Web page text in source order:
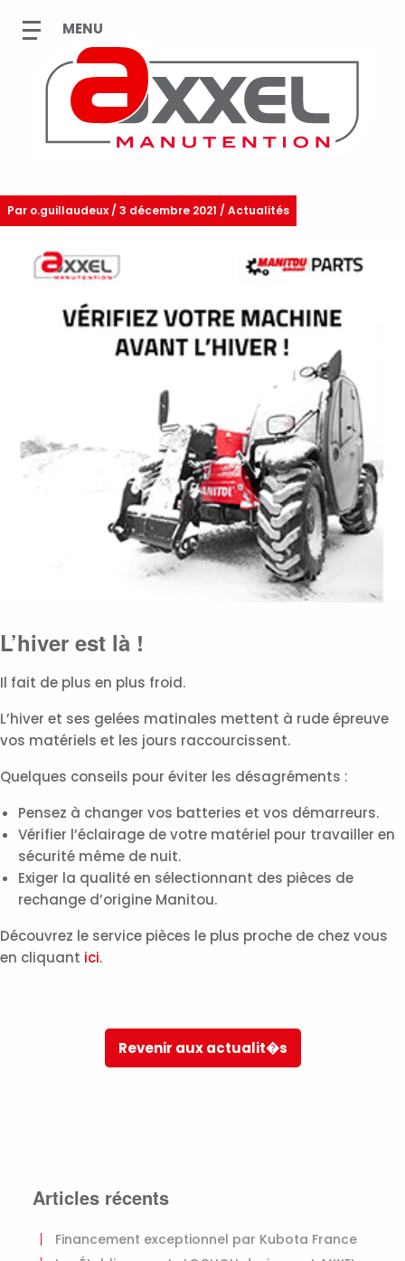
Par o.guillaudeux/ 3 décembre 2021 / Actualités
L’hiver est là !
Il fait de plus en plus froid.
L’hiver et ses gelées matinales mettent à rude épreuve
vos matériels et les jours raccourcissent.
Quelques conseils pour éviter les désagréments :
Pensez à changer vos batteries et vos démarreurs.
Vérifier l’éclairage de votre matériel pour travailler en
sécurité même de nuit.
Exiger la qualité en sélectionnant des pièces de
rechange d’origine Manitou.
Découvrez le service pièces le plus proche de chez vous
en cliquant ici.
Revenir aux actualit�s
Articles récents
Financement exceptionnel par Kubota France